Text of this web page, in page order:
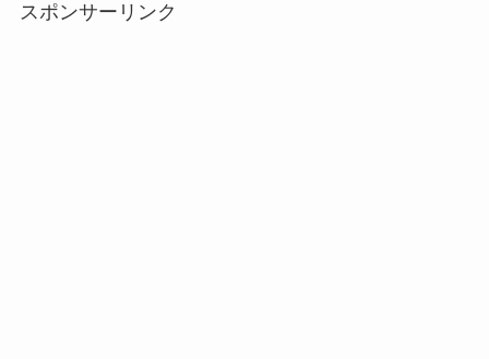
スポンサーリンク